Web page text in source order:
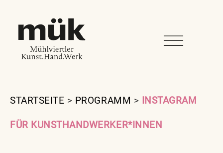
STARTSEITE > PROGRAMM > INSTAGRAM
FÜR KUNSTHANDWERKER*INNEN